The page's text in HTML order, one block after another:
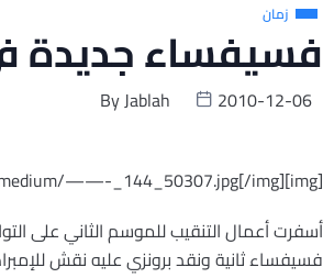
زمان
فسيفساء جديدة
ByJablah 2010-12-06
[img]http://www.jablah.com/uploads/extgallery/public-photo/medium/——-_144_50307.jpg[/img]
فسيفساء ثانية ونقد برونزي عليه نقش